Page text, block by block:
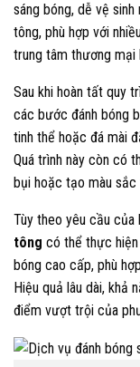
sáng bóng, dễ vệ
tông, phù hợp với
trung tâm thương mại
Sau khi hoàn tất quy
các bước đánh bóng
tinh thể hoặc đá mài
Quá trình này còn có
bụi hoặc tạo màu
Tùy theo yêu cầu của
tông có thể thực
bóng cao cấp, phù
Hiệu quả lâu dài, khả
điểm vượt trội của